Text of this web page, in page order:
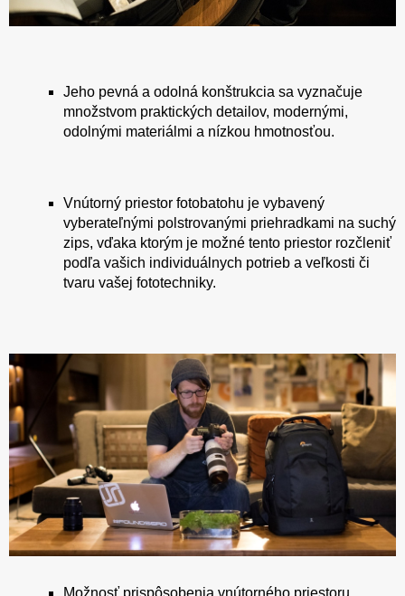
Jeho pevná a odolná konštrukcia sa vyznačuje
množstvom praktických detailov, modernými,
odolnými materiálmi a nízkou hmotnosťou.
Vnútorný priestor fotobatohu je vybavený
vyberateľnými polstrovanými priehradkami na suchý
zips, vďaka ktorým je možné tento priestor rozčleniť
podľa vašich individuálnych potrieb a veľkosti či
tvaru vašej fototechniky.
Možnosť prispôsobenia vnútorného priestoru